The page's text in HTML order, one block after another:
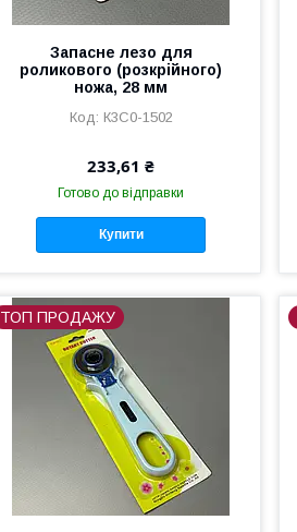
Запасне лезо для
роликового (розкрійного)
ножа, 28 мм
К3С0-1502
233,61 ₴
Готово до відправки
Купити
ТОП ПРОДАЖУ